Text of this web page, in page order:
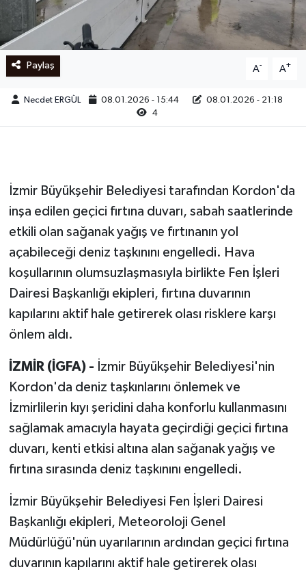
Paylaş A- A+
Necdet ERGÜL 08.01.2026 - 15:44
08.01.2026 - 21:18
4
İzmir Büyükşehir Belediyesi tarafından Kordon'da
inşa edilen geçici fırtına duvarı, sabah saatlerinde
etkili olan sağanak yağış ve fırtınanın yol
açabileceği deniz taşkınını engelledi. Hava
koşullarının olumsuzlaşmasıyla birlikte Fen İşleri
Dairesi Başkanlığı ekipleri, fırtına duvarının
kapılarını aktif hale getirerek olası risklere karşı
önlem aldı.
İZMİR (İGFA) - İzmir Büyükşehir Belediyesi'nin
Kordon'da deniz taşkınlarını önlemek ve
İzmirlilerin kıyı şeridini daha konforlu kullanmasını
sağlamak amacıyla hayata geçirdiği geçici fırtına
duvarı, kenti etkisi altına alan sağanak yağış ve
fırtına sırasında deniz taşkınını engelledi.
İzmir Büyükşehir Belediyesi Fen İşleri Dairesi
Başkanlığı ekipleri, Meteoroloji Genel
Müdürlüğü'nün uyarılarının ardından geçici fırtına
duvarının kapılarını aktif hale getirerek olası
Ege
İzmir
İletişim
Künye